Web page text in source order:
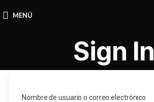
MENÚ
Sign In
Nombre de usuario o correo electrónico